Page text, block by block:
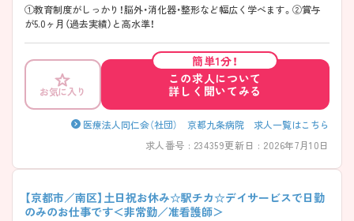
①教育制度がしっかり！脳外・消化器・整形など幅広く学べます。②賞与
が5.0ヶ月（過去実績）と高水準！
お気に入り
簡単1分！
この求人について
詳しく聞いてみる
医療法人同仁会（社団） 京都九条病院 求人一覧はこちら
求人番号 : 234359更新日 : 2026年7月10日
【京都市／南区】土日祝お休み☆駅チカ☆デイサービスで日勤
のみのお仕事です＜非常勤／准看護師＞